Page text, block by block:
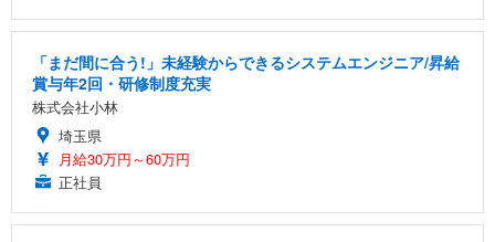
「まだ間に合う!」未経験からできるシステムエンジニア/昇給
賞与年2回・研修制度充実
株式会社小林
埼玉県
月給30万円～60万円
正社員